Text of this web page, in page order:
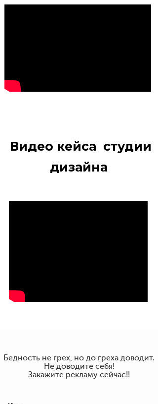
Видео кейса студии
дизайна
Бедность не грех, но до греха доводит.
Не доводите себя!
Закажите рекламу сейчас!!